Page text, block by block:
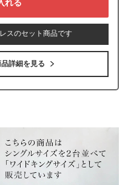
スのセット商品です
詳細を見る